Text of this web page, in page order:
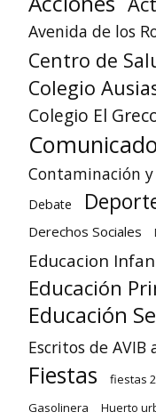
Avenida de los
Centro de
Colegio
Colegio El
Contaminación
Debate
Derechos Sociales
Educacion
Educación
Educación
Escritos de
Fiestas fiestas
Gasolinera
Huerto